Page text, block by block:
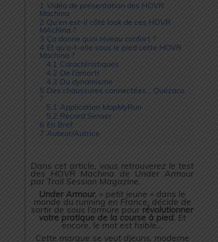
1 Vidéo de présentation des HOVR
Machina
2 Qu’en est-il côté look de ces HOVR
MAchina ?
3 Ça donne quoi niveau confort ?
4 Et qu’a-t-elle sous le pied cette HOVR
Machina ?
4.1 Caractéristiques
4.2 De l’amorti
4.3 Du dynamisme
5 Des chaussures connectées… Quézaco
?
5.1 Application MapMyRun
5.2 Record Senser
6 En Bref
7 Auteur/Autrice
Dans cet article, vous retrouverez le test
des HOVR Machina de Under Armour
par Trail Session Magazine.
Under Armour, « petit jeune » dans le
monde du running en France, décide de
sortir de sous l’armure pour révolutionner
votre pratique de la course à pied. Et
encore, le mot est faible…
Cette marque se veut djeuns, moderne